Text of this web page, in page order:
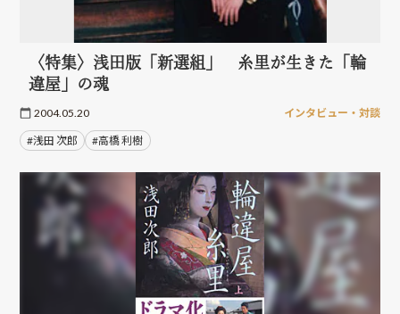
〈特集〉浅田版「新選組」 糸里が生きた「輪
違屋」の魂
2004.05.20 インタビュー・対談
#浅田 次郎 #高橋 利樹